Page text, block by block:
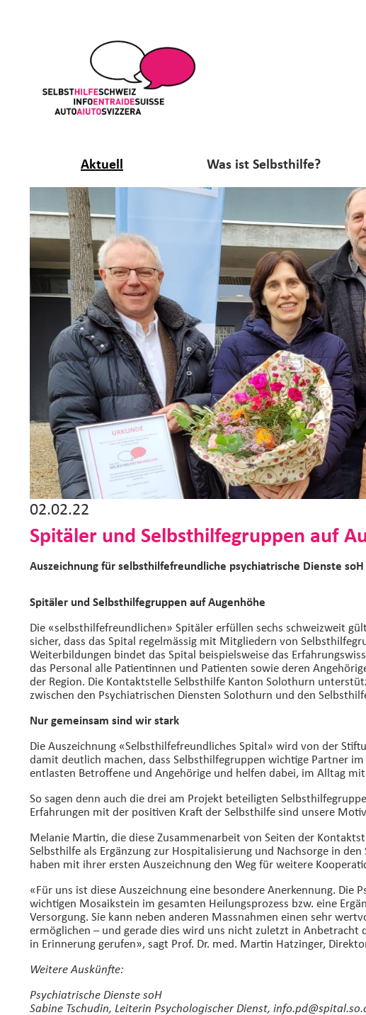
Aktuell Was ist Selbsthilfe?
02.02.22
Spitäler und Selbsthilfegruppen auf
Auszeichnung für selbsthilfefreundliche psychiatrische Dienste soH
Spitäler und Selbsthilfegruppen auf Augenhöhe
Die «selbsthilfefreundlichen» Spitäler erfüllen sechs schweizweit
sicher, dass das Spital regelmässig mit Mitgliedern von
Weiterbildungen bindet das Spital beispielsweise das
das Personal alle Patientinnen und Patienten sowie deren
der Region. Die Kontaktstelle Selbsthilfe Kanton Solothurn
zwischen den Psychiatrischen Diensten Solothurn und den
Nur gemeinsam sind wir stark
Die Auszeichnung «Selbsthilfefreundliches Spital» wird von der
damit deutlich machen, dass Selbsthilfegruppen wichtige Partner
entlasten Betroffene und Angehörige und helfen dabei, im Alltag
So sagen denn auch die drei am Projekt beteiligten
Erfahrungen mit der positiven Kraft der Selbsthilfe sind unsere
Melanie Martin, die diese Zusammenarbeit von Seiten der
Selbsthilfe als Ergänzung zur Hospitalisierung und Nachsorge in
haben mit ihrer ersten Auszeichnung den Weg für weitere
«Für uns ist diese Auszeichnung eine besondere Anerkennung. Die
wichtigen Mosaikstein im gesamten Heilungsprozess bzw. eine
Versorgung. Sie kann neben anderen Massnahmen einen sehr
ermöglichen – und gerade dies wird uns nicht zuletzt in Anbetracht
in Erinnerung gerufen», sagt Prof. Dr. med. Martin Hatzinger,
Weitere Auskünfte:
Psychiatrische Dienste soH
Sabine Tschudin, Leiterin Psychologischer Dienst, info.pd@spital.so.